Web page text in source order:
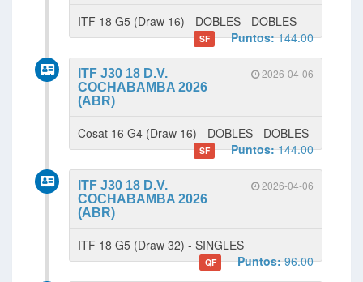
ITF 18 G5 (Draw 16) - DOBLES - DOBLES
SF Puntos:144.00
2026-04-06
ITF J30 18 D.V.
COCHABAMBA 2026
(ABR)
Cosat 16 G4 (Draw 16) - DOBLES - DOBLES
SF Puntos:144.00
2026-04-06
ITF J30 18 D.V.
COCHABAMBA 2026
(ABR)
ITF 18 G5 (Draw 32) - SINGLES
QF Puntos:96.00